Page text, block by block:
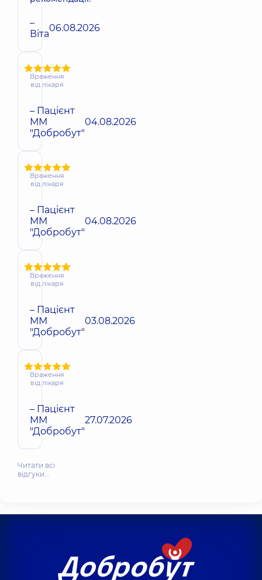
–
Віта06.08.2026
Враження
від лікаря
– Пацієнт
ММ
"Добробут"
04.08.2026
Враження
від лікаря
– Пацієнт
ММ
"Добробут"
04.08.2026
Враження
від лікаря
– Пацієнт
ММ
"Добробут"
03.08.2026
Враження
від лікаря
– Пацієнт
ММ
"Добробут"
27.07.2026
Читати всі
відгуки…